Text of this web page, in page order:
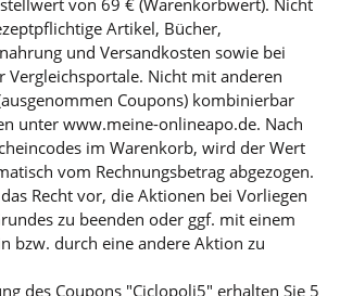
Artikel, Bücher,
und Versandkosten sowie bei
Vergleichsportale. Nicht mit anderen
Coupons) kombinierbar
unter www.meine-onlineapo.de. Nach
im Warenkorb, wird der Wert
vom Rechnungsbetrag abgezogen.
Recht vor, die Aktionen bei Vorliegen
zu beenden oder ggf. mit einem
bzw. durch eine andere Aktion zu
des Coupons "Ciclopoli5" erhalten Sie 5